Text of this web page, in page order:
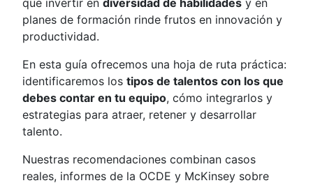
que invertir endiversidad de habilidades y en
planes de formación rinde frutos en innovación y
productividad.
En esta guía ofrecemos una hoja de ruta práctica:
identificaremos lostipos de talentos con los que
debes contar en tu equipo, cómo integrarlos y
estrategias para atraer, retener y desarrollar
talento.
Nuestras recomendaciones combinan casos
reales, informes de la OCDE y McKinsey sobre